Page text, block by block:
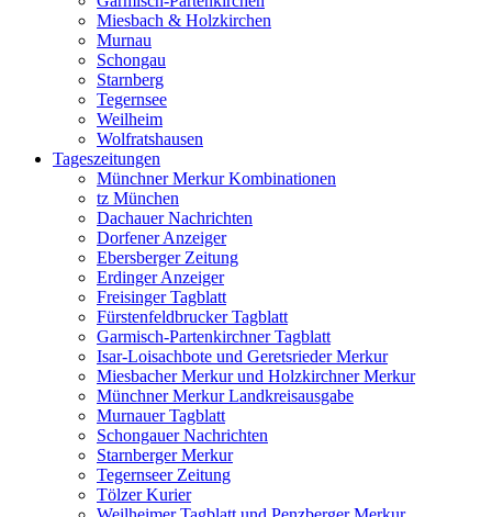
Miesbach & Holzkirchen
Murnau
Schongau
Starnberg
Tegernsee
Weilheim
Wolfratshausen
Tageszeitungen
Münchner Merkur Kombinationen
tz München
Dachauer Nachrichten
Dorfener Anzeiger
Ebersberger Zeitung
Erdinger Anzeiger
Freisinger Tagblatt
Fürstenfeldbrucker Tagblatt
Garmisch-Partenkirchner Tagblatt
Isar-Loisachbote und Geretsrieder Merkur
Miesbacher Merkur und Holzkirchner Merkur
Münchner Merkur Landkreisausgabe
Murnauer Tagblatt
Schongauer Nachrichten
Starnberger Merkur
Tegernseer Zeitung
Tölzer Kurier